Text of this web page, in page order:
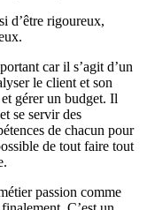
d’être rigoureux,
car il s’agit d’un
le client et son
gérer un budget. Il
se servir des
de chacun pour
de tout faire tout
passion comme